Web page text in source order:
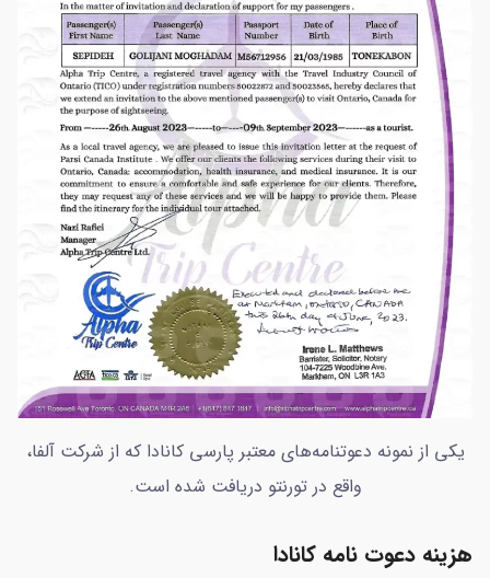
یکی از نمونه دعوتنامه‌های معتبر پارسی کانادا که از شرکت آلفا،
واقع در تورنتو دریافت شده است.
هزينه دعوت نامه كانادا